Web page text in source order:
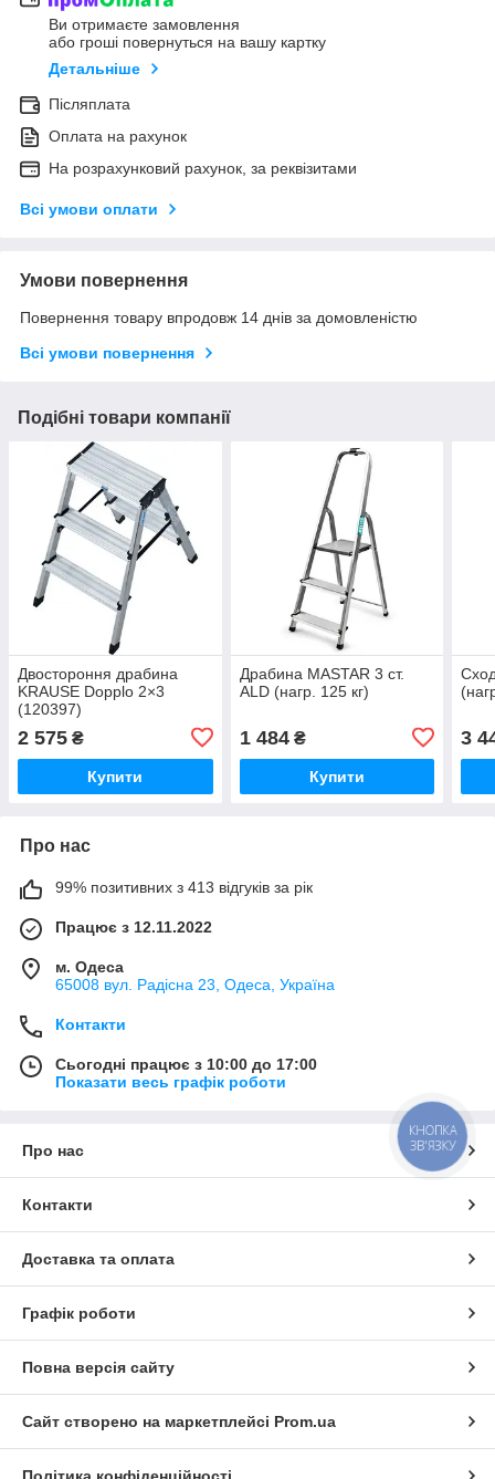
Ви отримаєте замовлення
або гроші повернуться на вашу картку
Детальніше
Післяплата
Оплата на рахунок
На розрахунковий рахунок, за реквізитами
Всі умови оплати
Умови повернення
Повернення товару впродовж 14 днів за домовленістю
Всі умови повернення
Подібні товари компанії
Двостороння драбина
KRAUSE Dopplo 2×3
(120397)
2 575 ₴
Купити
Драбина MASTAR 3 ст.
ALD (нагр. 125 кг)
1 484₴
Купити
3
Про нас
99% позитивних з 413 відгуків за рік
Працює з 12.11.2022
м. Одеса
65008 вул. Радісна 23, Одеса, Україна
Контакти
Сьогодні працює з 10:00 до 17:00
Показати весь графік роботи
Про нас
Контакти
Доставка та оплата
Графік роботи
Повна версія сайту
Сайт створено на маркетплейсі Prom.ua
КНОПКА
ЗВ'ЯЗКУ